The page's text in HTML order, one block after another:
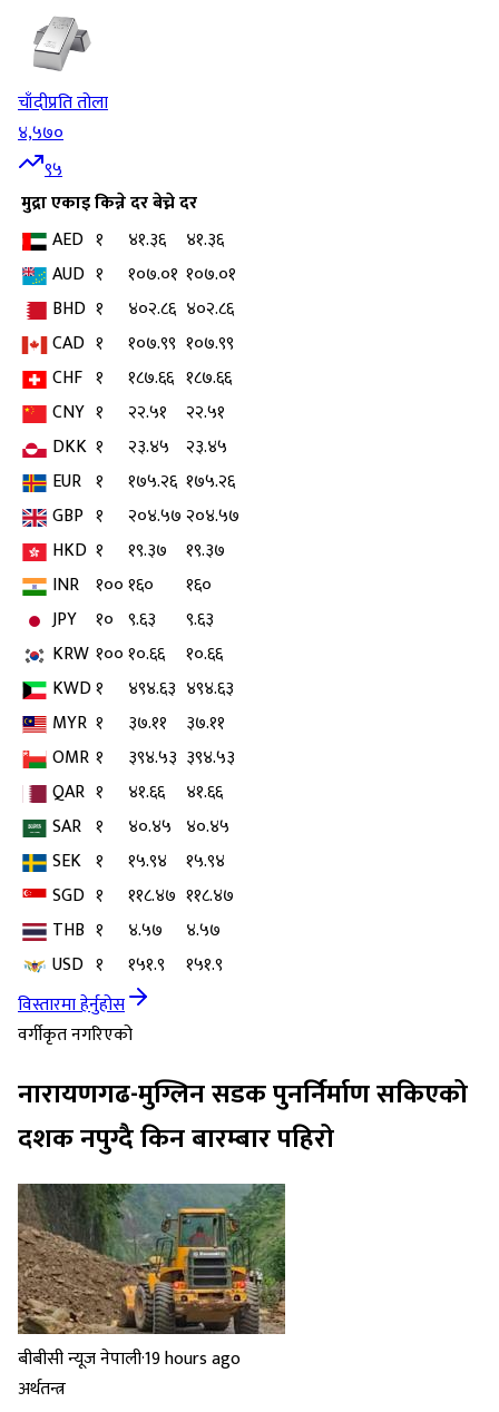
चाँदीप्रति तोला
४,५७०
९५
मुद्राएकाइकिन्ने दरबेच्ने दर
AED १ ४१.३६
४१.३६
AUD १ १०७.०१ १०७.०१
BHD १ ४०२.८६ ४०२.८६
CAD १ १०७.९९ १०७.९९
CHF १ १८७.६६ १८७.६६
CNY १ २२.५१
२२.५१
DKK १ २३.४५
२३.४५
EUR १ १७५.२६ १७५.२६
GBP १ २०४.५७ २०४.५७
HKD १ १९.३७
१९.३७
INR १००१६०
१६०
JPY
१० ९.६३
९.६३
KRW १००१०.६६
१०.६६
KWD१ ४९४.६३ ४९४.६३
MYR १ ३७.११
३७.११
OMR १ ३९४.५३ ३९४.५३
QAR १ ४१.६६
४१.६६
SAR १ ४०.४५ ४०.४५
SEK १ १५.९४
१५.९४
SGD १ ११८.४७ ११८.४७
THB १ ४.५७
४.५७
USD १ १५१.९
१५१.९
विस्तारमा हेर्नुहोस
वर्गीकृत नगरिएको
नारायणगढ-मुग्लिन सडक पुनर्निर्माण सकिएको
दशक नपुग्दै किन बारम्बार पहिरो
बीबीसी न्यूज नेपाली·19 hours ago
अर्थतन्त्र